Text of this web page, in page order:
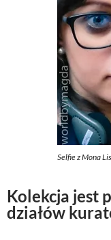
Selfie z Mona
Kolekcja jest
działów